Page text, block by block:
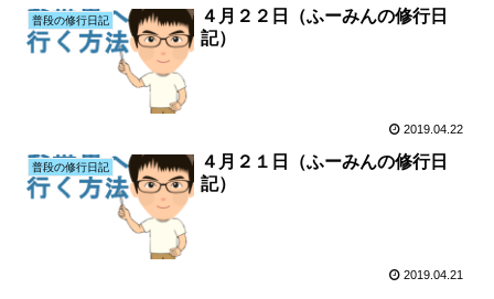
普段の修行日記
４月２２日（ふーみんの修行日
記）
2019.04.22
普段の修行日記
４月２１日（ふーみんの修行日
記）
2019.04.21